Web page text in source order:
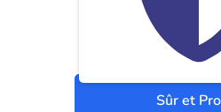
Sûr et